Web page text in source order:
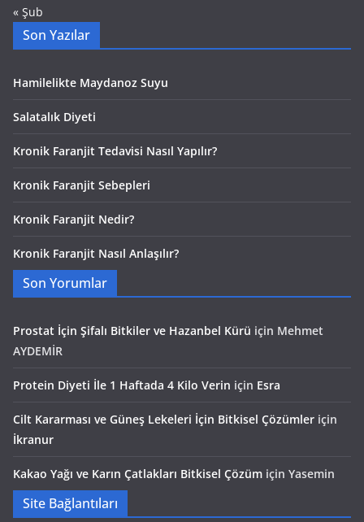
« Şub
Son Yazılar
Hamilelikte Maydanoz Suyu
Salatalık Diyeti
Kronik Faranjit Tedavisi Nasıl Yapılır?
Kronik Faranjit Sebepleri
Kronik Faranjit Nedir?
Kronik Faranjit Nasıl Anlaşılır?
Son Yorumlar
Prostat İçin Şifalı Bitkiler ve Hazanbel Kürü için Mehmet
AYDEMİR
Protein Diyeti İle 1 Haftada 4 Kilo Verin için Esra
Cilt Kararması ve Güneş Lekeleri İçin Bitkisel Çözümler için
İkranur
Kakao Yağı ve Karın Çatlakları Bitkisel Çözüm için Yasemin
Site Bağlantıları